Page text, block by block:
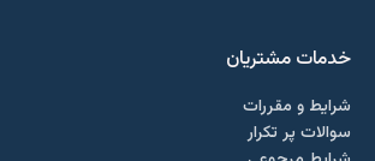
خدمات مشتریان
شرایط و مقررات
سوالات پر تکرار